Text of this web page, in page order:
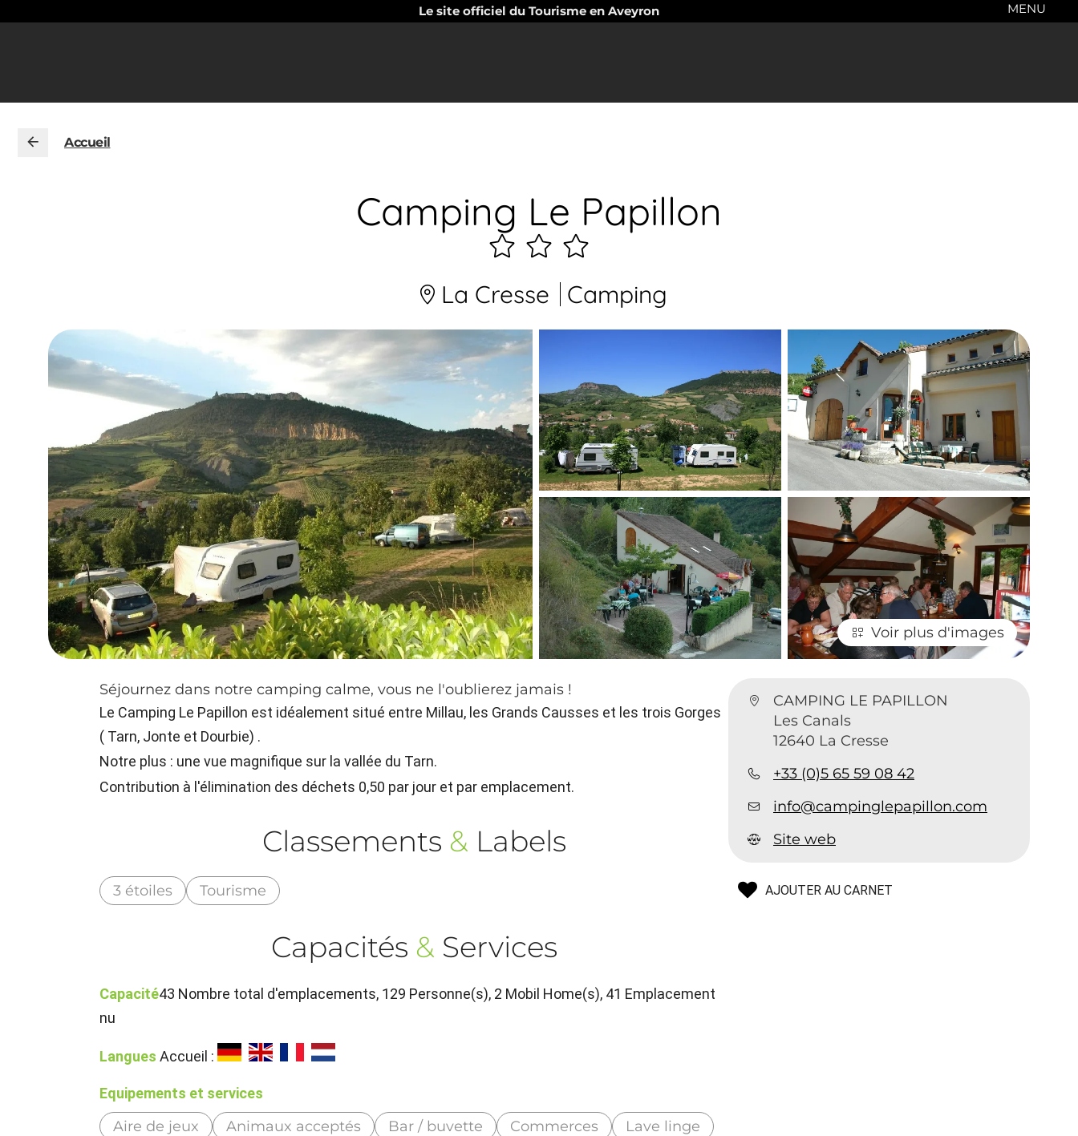
Le site officiel du Tourisme en Aveyron MENU
Accueil
Camping Le Papillon
3
étoiles
La Cresse Camping
Voir plus d'images
CAMPING LE PAPILLON
Les Canals
12640 La Cresse
+33 (0)5 65 59 08 42
info@campinglepapillon.com
Site web
AJOUTER AU CARNET
Séjournez dans notre camping calme, vous ne l'oublierez jamais !
Le Camping Le Papillon est idéalement situé entre Millau, les Grands Causses et les trois Gorges
( Tarn, Jonte et Dourbie) .
Notre plus : une vue magnifique sur la vallée du Tarn.
Contribution à l'élimination des déchets 0,50 par jour et par emplacement.
Classements & Labels
3 étoiles Tourisme
Capacités & Services
Capacité43 Nombre total d'emplacements, 129 Personne(s), 2 Mobil Home(s), 41 Emplacement
nu
Langues Accueil :
Equipements et services
Aire de jeux Animaux acceptés Bar / buvette Commerces
Lave linge